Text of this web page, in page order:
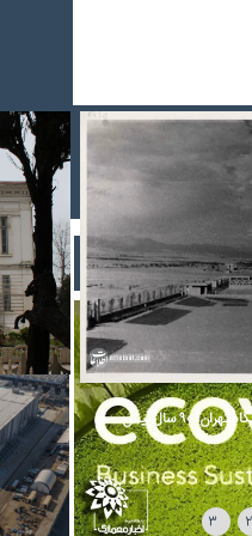
باززنده‌سازی گزارش تصویری از
عمران